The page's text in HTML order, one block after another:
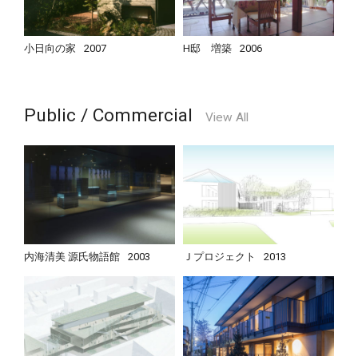
小日向の家 2007 H邸 増築 2006
Public / Commercial View All
内海清美 源氏物語館 2003 Ｊプロジェクト 2013